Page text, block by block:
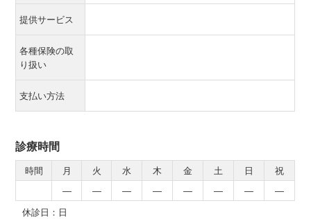
提供サービス
各種保険の取
り扱い
支払い方法
診療時間
時間 月 火 水 木 金 土 日
祝
―
― ― ― ― ― ―
―
休診日：日